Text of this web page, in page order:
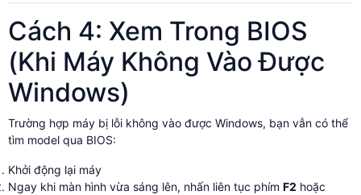
Cách 4: Xem Trong BIOS
(Khi Máy Không Vào Được
Windows)
Trường hợp máy bị lỗi không vào được Windows, bạn vẫn có thể
tìm model qua BIOS:
Khởi động lại máy
Ngay khi màn hình vừa sáng lên, nhấn liên tục phím F2 hoặc